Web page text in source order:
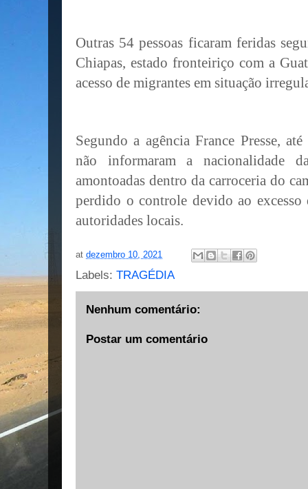
Outras 54 pessoas ficaram feridas
Chiapas, estado fronteiriço com a
acesso de migrantes em situação
Segundo a agência France Presse,
não informaram a nacionalidade
amontoadas dentro da carroceria do
perdido o controle devido ao excesso
autoridades locais.
at dezembro 10, 2021
Labels: TRAGÉDIA
Nenhum comentário:
Postar um comentário